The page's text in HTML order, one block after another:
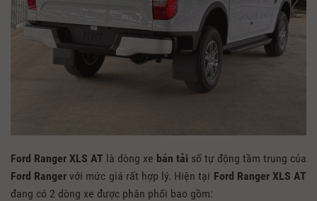
Ford Ranger XLS AT là dòng xe bán tải số tự động tầm trung của
Ford Ranger với mức giá rất hợp lý. Hiện tại Ford Ranger XLS AT
đang có 2 dòng xe được phân phối bao gồm: